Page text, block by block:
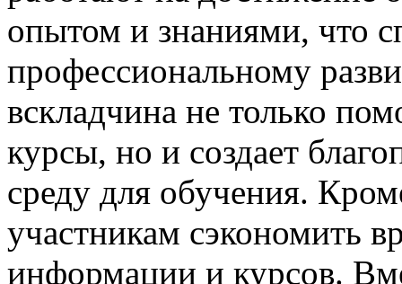
опытом и знаниями, что
профессиональному
вскладчина не только
курсы, но и создает
среду для обучения.
участникам сэкономить
информации и курсов.